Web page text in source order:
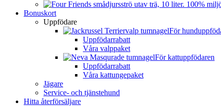
Bonuskort
Uppfödare
För
Uppfödarrabatt
Våra valppaket
För kattuppfödaren
Uppfödarrabatt
Våra kattungepaket
Jägare
Service- och tjänstehund
Hitta återförsäljare